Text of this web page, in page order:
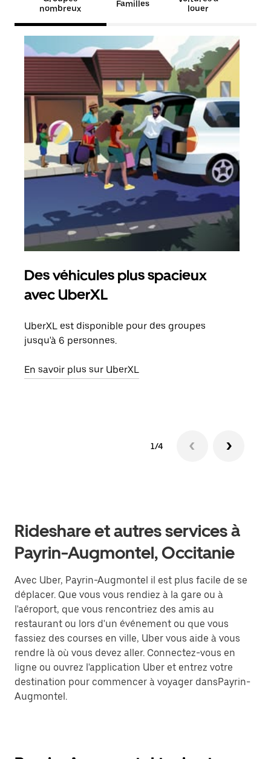
nombreux
Familles
louer
Des véhicules plus spacieux
avec UberXL
UberXL est disponible pour des groupes
jusqu'à 6 personnes.
En savoir plus sur UberXL
1/4
Rideshare et autres services à
Payrin-Augmontel, Occitanie
Avec Uber, Payrin-Augmontel il est plus facile de se
déplacer. Que vous vous rendiez à la gare ou à
l'aéroport, que vous rencontriez des amis au
restaurant ou lors d'un événement ou que vous
fassiez des courses en ville, Uber vous aide à vous
rendre là où vous devez aller. Connectez-vous en
ligne ou ouvrez l'application Uber et entrez votre
destination pour commencer à voyager dansPayrin-
Augmontel.